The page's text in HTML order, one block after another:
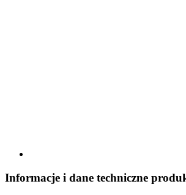
Informacje i dane techniczne